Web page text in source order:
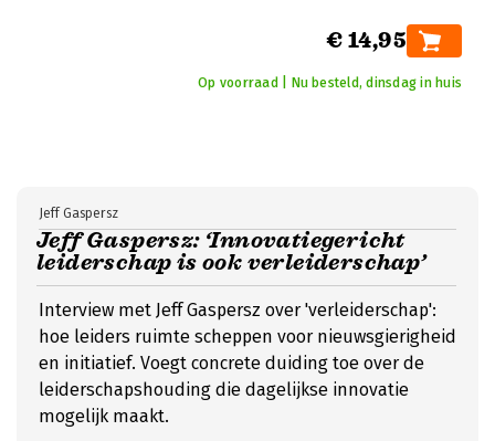
€ 14,95
Op voorraad | Nu besteld, dinsdag in huis
Jeff Gaspersz: ‘Innovatiegericht
leiderschap is ook verleiderschap’
Jeff Gaspersz
Interview met Jeff Gaspersz over 'verleiderschap':
hoe leiders ruimte scheppen voor nieuwsgierigheid
en initiatief. Voegt concrete duiding toe over de
leiderschapshouding die dagelijkse innovatie
mogelijk maakt.